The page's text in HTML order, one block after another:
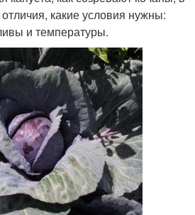
какие условия нужны:
и температуры.